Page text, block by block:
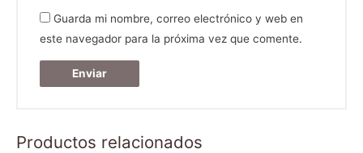
Guarda mi nombre, correo electrónico y web en
este navegador para la próxima vez que comente.
Productos relacionados